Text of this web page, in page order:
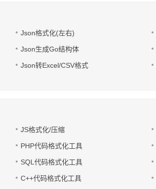
Json格式化(左右)
Json生成Go结构体
Json转Excel/CSV格式
JS格式化/压缩
PHP代码格式化工具
SQL代码格式化工具
C++代码格式化工具